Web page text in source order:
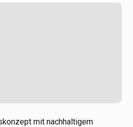
mit nachhaltigem